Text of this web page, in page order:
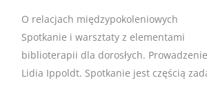
O relacjach międzypokoleniowych
Spotkanie i warsztaty z elementami
biblioterapii dla dorosłych.
Lidia Ippoldt. Spotkanie jest częścią